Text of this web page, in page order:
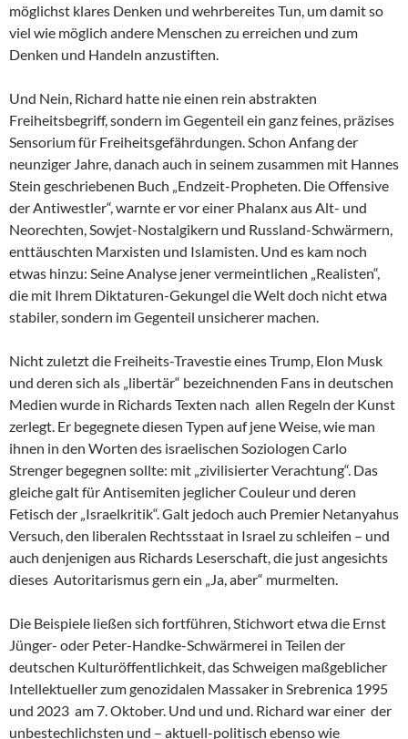
möglichst klares Denken und wehrbereites Tun, um damit so
viel wie möglich andere Menschen zu erreichen und zum
Denken und Handeln anzustiften.
Und Nein, Richard hatte nie einen rein abstrakten
Freiheitsbegriff, sondern im Gegenteil ein ganz feines, präzises
Sensorium für Freiheitsgefährdungen. Schon Anfang der
neunziger Jahre, danach auch in seinem zusammen mit Hannes
Stein geschriebenen Buch „Endzeit-Propheten. Die Offensive
der Antiwestler“, warnte er vor einer Phalanx aus Alt- und
Neorechten, Sowjet-Nostalgikern und Russland-Schwärmern,
enttäuschten Marxisten und Islamisten. Und es kam noch
etwas hinzu: Seine Analyse jener vermeintlichen „Realisten“,
die mit Ihrem Diktaturen-Gekungel die Welt doch nicht etwa
stabiler, sondern im Gegenteil unsicherer machen.
Nicht zuletzt die Freiheits-Travestie eines Trump, Elon Musk
und deren sich als „libertär“ bezeichnenden Fans in deutschen
Medien wurde in Richards Texten nach allen Regeln der Kunst
zerlegt. Er begegnete diesen Typen auf jene Weise, wie man
ihnen in den Worten des israelischen Soziologen Carlo
Strenger begegnen sollte: mit „zivilisierter Verachtung“. Das
gleiche galt für Antisemiten jeglicher Couleur und deren
Fetisch der „Israelkritik“. Galt jedoch auch Premier Netanyahus
Versuch, den liberalen Rechtsstaat in Israel zu schleifen – und
auch denjenigen aus Richards Leserschaft, die just angesichts
dieses Autoritarismus gern ein „Ja, aber“ murmelten.
Die Beispiele ließen sich fortführen, Stichwort etwa die Ernst
Jünger- oder Peter-Handke-Schwärmerei in Teilen der
deutschen Kulturöffentlichkeit, das Schweigen maßgeblicher
Intellektueller zum genozidalen Massaker in Srebrenica 1995
und 2023 am 7. Oktober. Und und und. Richard war einer der
unbestechlichsten und – aktuell-politisch ebenso wie